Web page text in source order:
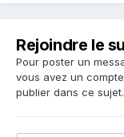
Rejoindre le
Pour poster un
vous avez un
publier dans ce sujet.